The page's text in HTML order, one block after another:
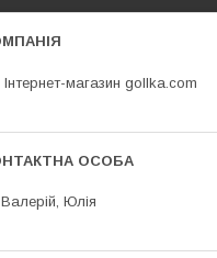
Інтернет-магазин gollka.com
Валерій, Юлія